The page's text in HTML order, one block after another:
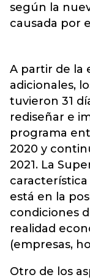
según la
causada por
A partir de la
adicionales,
tuvieron 31
rediseñar e
programa
2020 y
2021. La
está en la
condiciones
realidad
(empresas,
Otro de los